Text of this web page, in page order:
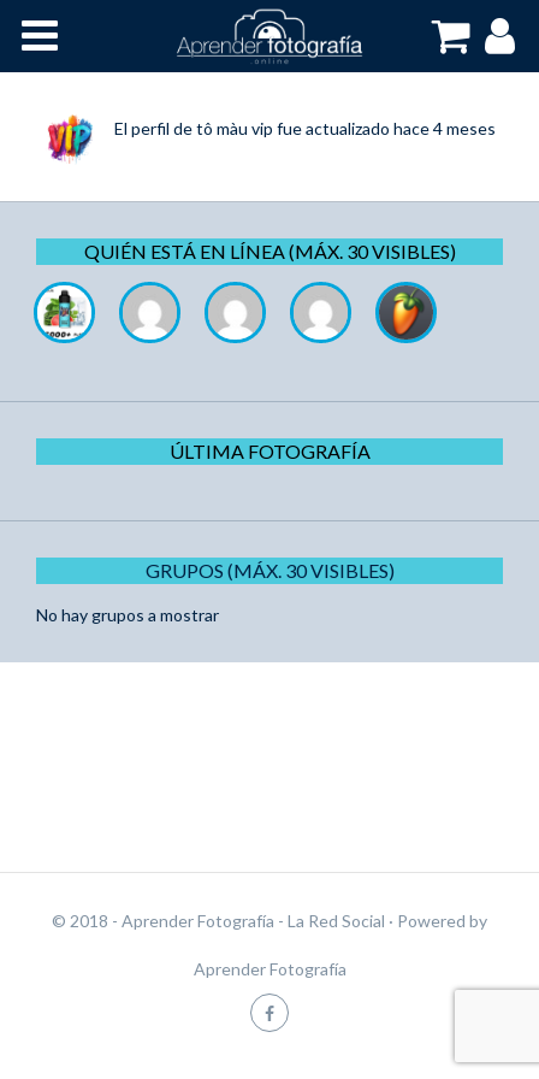
El perfil detô màu vip fue actualizado hace 4 meses
QUIÉN ESTÁ EN LÍNEA (MÁX. 30 VISIBLES)
ÚLTIMA FOTOGRAFÍA
GRUPOS (MÁX. 30 VISIBLES)
No hay grupos a mostrar
© 2018 - Aprender Fotografía - La Red Social · Powered by
Aprender Fotografía